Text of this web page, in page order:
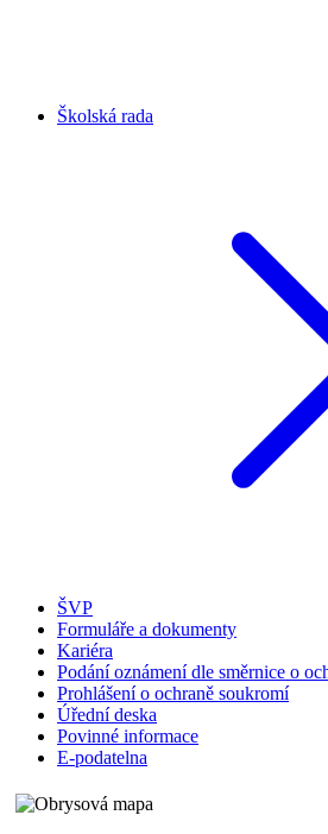
Školská rada
ŠVP
Formuláře a dokumenty
Kariéra
Podání oznámení dle směrnice o
Prohlášení o ochraně soukromí
Úřední deska
Povinné informace
E-podatelna